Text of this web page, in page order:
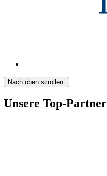
Nach oben scrollen.
Unsere Top-Partner